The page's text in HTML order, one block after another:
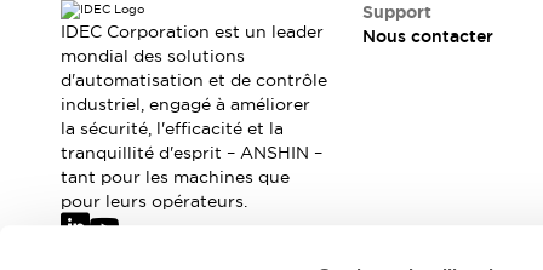
Téléchargements et Mises à jour
Conformité
Rapports de vulnérabilité
Outils de sélection
Quoi de neuf
Événements / Séminaires
Support
IDEC Corporation est un leader
mondial des solutions
d'automatisation et de contrôle
industriel, engagé à améliorer
la sécurité, l'efficacité et la
tranquillité d'esprit – ANSHIN –
tant pour les machines que
pour leurs opérateurs.
Support
Nous contacter